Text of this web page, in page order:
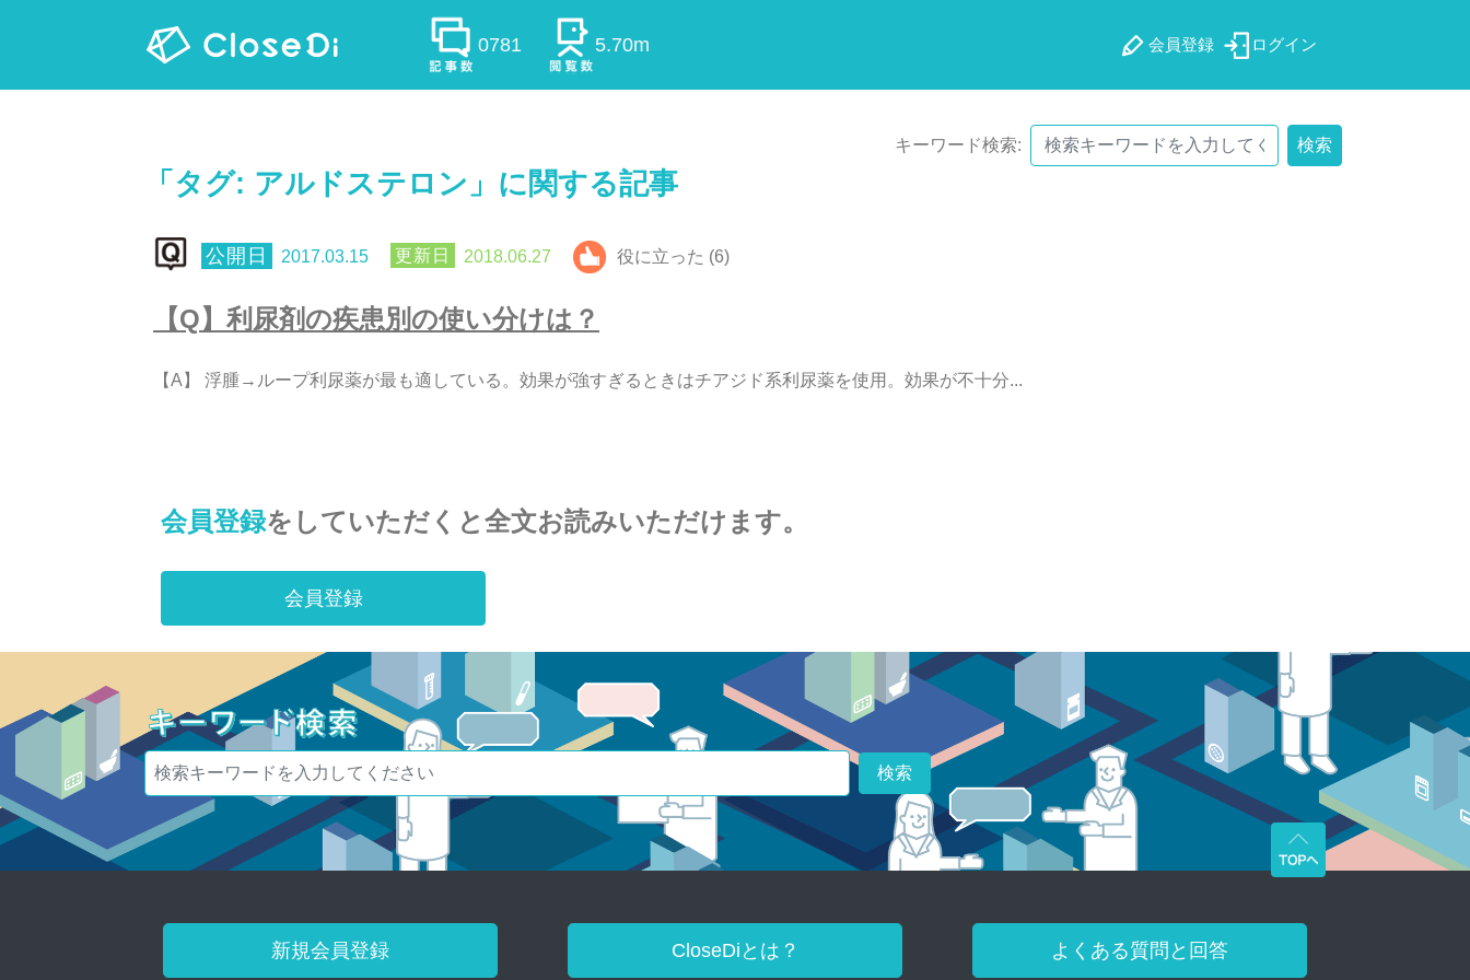
0781 5.70m 会員登録 ログイン
キーワード検索: 検索
「タグ: アルドステロン 」に関する記事
2017.03.15 2018.06.27 役に立った (6)
【Q】 利 尿剤の疾患別 の使い分けは ？
【A 】 浮腫→ ループ利 尿薬が最 も適 している 。 効果が強すぎる と き はチアジ ド系利 尿薬を使用 。 効果が不十分...
会員登録をしていただくと全文お読みいただけます。
会員登録
検索
新規会員登録 CloseDiとは？ よくある質問と回答